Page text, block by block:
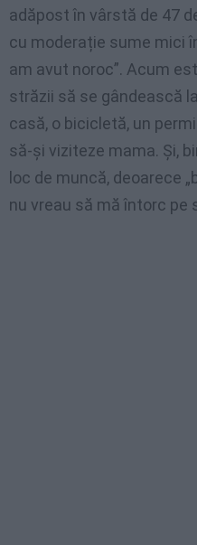
adăpost în vârstă de 47
cu moderație sume mici
am avut noroc”. Acum
străzii să se gândească
casă, o bicicletă, un
să-și viziteze mama. Și,
loc de muncă, deoarece
nu vreau să mă întorc pe